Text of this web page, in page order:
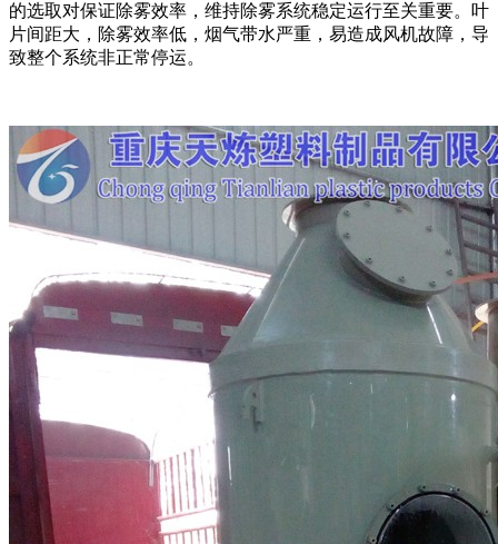
的选取对保证除雾效率，维持除雾系统稳定运行至关重要。叶
片间距大，除雾效率低，烟气带水严重，易造成风机故障，导
致整个系统非正常停运。